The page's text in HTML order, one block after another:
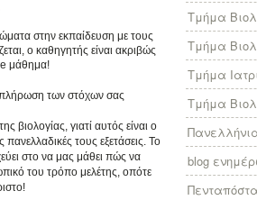
στην εκπαίδευση με τους
ο καθηγητής είναι ακριβώς
μάθημα!
των στόχων σας
βιολογίας, γιατί αυτός είναι ο
τους εξετάσεις. Το
στο να μας μάθει πώς να
του τρόπο μελέτης, οπότε
Τμήμα
Τμήμα
Τμήμα
Τμήμα
blog